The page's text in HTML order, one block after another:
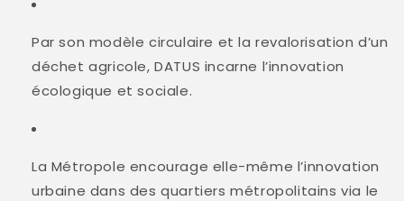
Par son modèle circulaire et la revalorisation d’un
déchet agricole, DATUS incarne l’innovation
écologique et sociale.
La Métropole encourage elle-même l’innovation
urbaine dans des quartiers métropolitains via le